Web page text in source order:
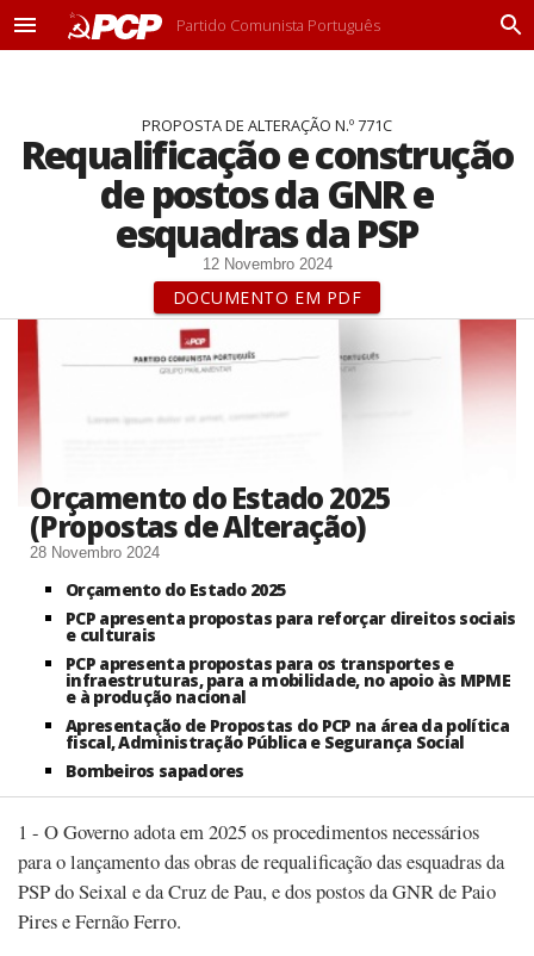
M
Partido Comunista Português
P
r
a
PROPOSTA DE ALTERAÇÃO N.º 771C
Requalificação e construção
de postos da GNR e
esquadras da PSP
12 Novembro 2024
DOCUMENTO EM PDF
Orçamento do Estado 2025
(Propostas de Alteração)
28 Novembro 2024
Orçamento do Estado 2025
PCP apresenta propostas para reforçar direitos sociais
e culturais
PCP apresenta propostas para os transportes e
infraestruturas, para a mobilidade, no apoio às MPME
e à produção nacional
Apresentação de Propostas do PCP na área da política
fiscal, Administração Pública e Segurança Social
Bombeiros sapadores
1 - O Governo adota em 2025 os procedimentos necessários
para o lançamento das obras de requalificação das esquadras da
PSP do Seixal e da Cruz de Pau, e dos postos da GNR de Paio
Pires e Fernão Ferro.